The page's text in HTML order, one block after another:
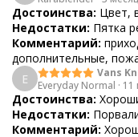
Достоинства: Цвет,
Недостатки: Пятка
Комментарий:
дополнительные,
E
Vans
Everyday Normal · 11
Достоинства:
Недостатки:
Комментарий: